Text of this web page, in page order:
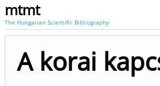
mtmt
The Hungarian Scientific Bibliography
A korai